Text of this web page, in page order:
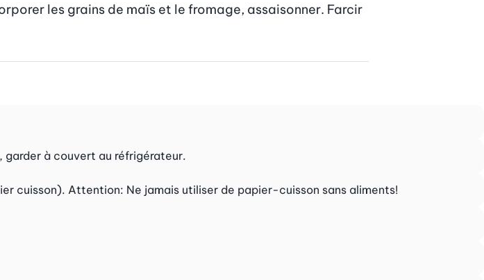
les grains de maïs et le fromage, assaisonner. Farcir
garder à couvert au réfrigérateur.
cuisson). Attention: Ne jamais utiliser de papier-cuisson sans aliments!